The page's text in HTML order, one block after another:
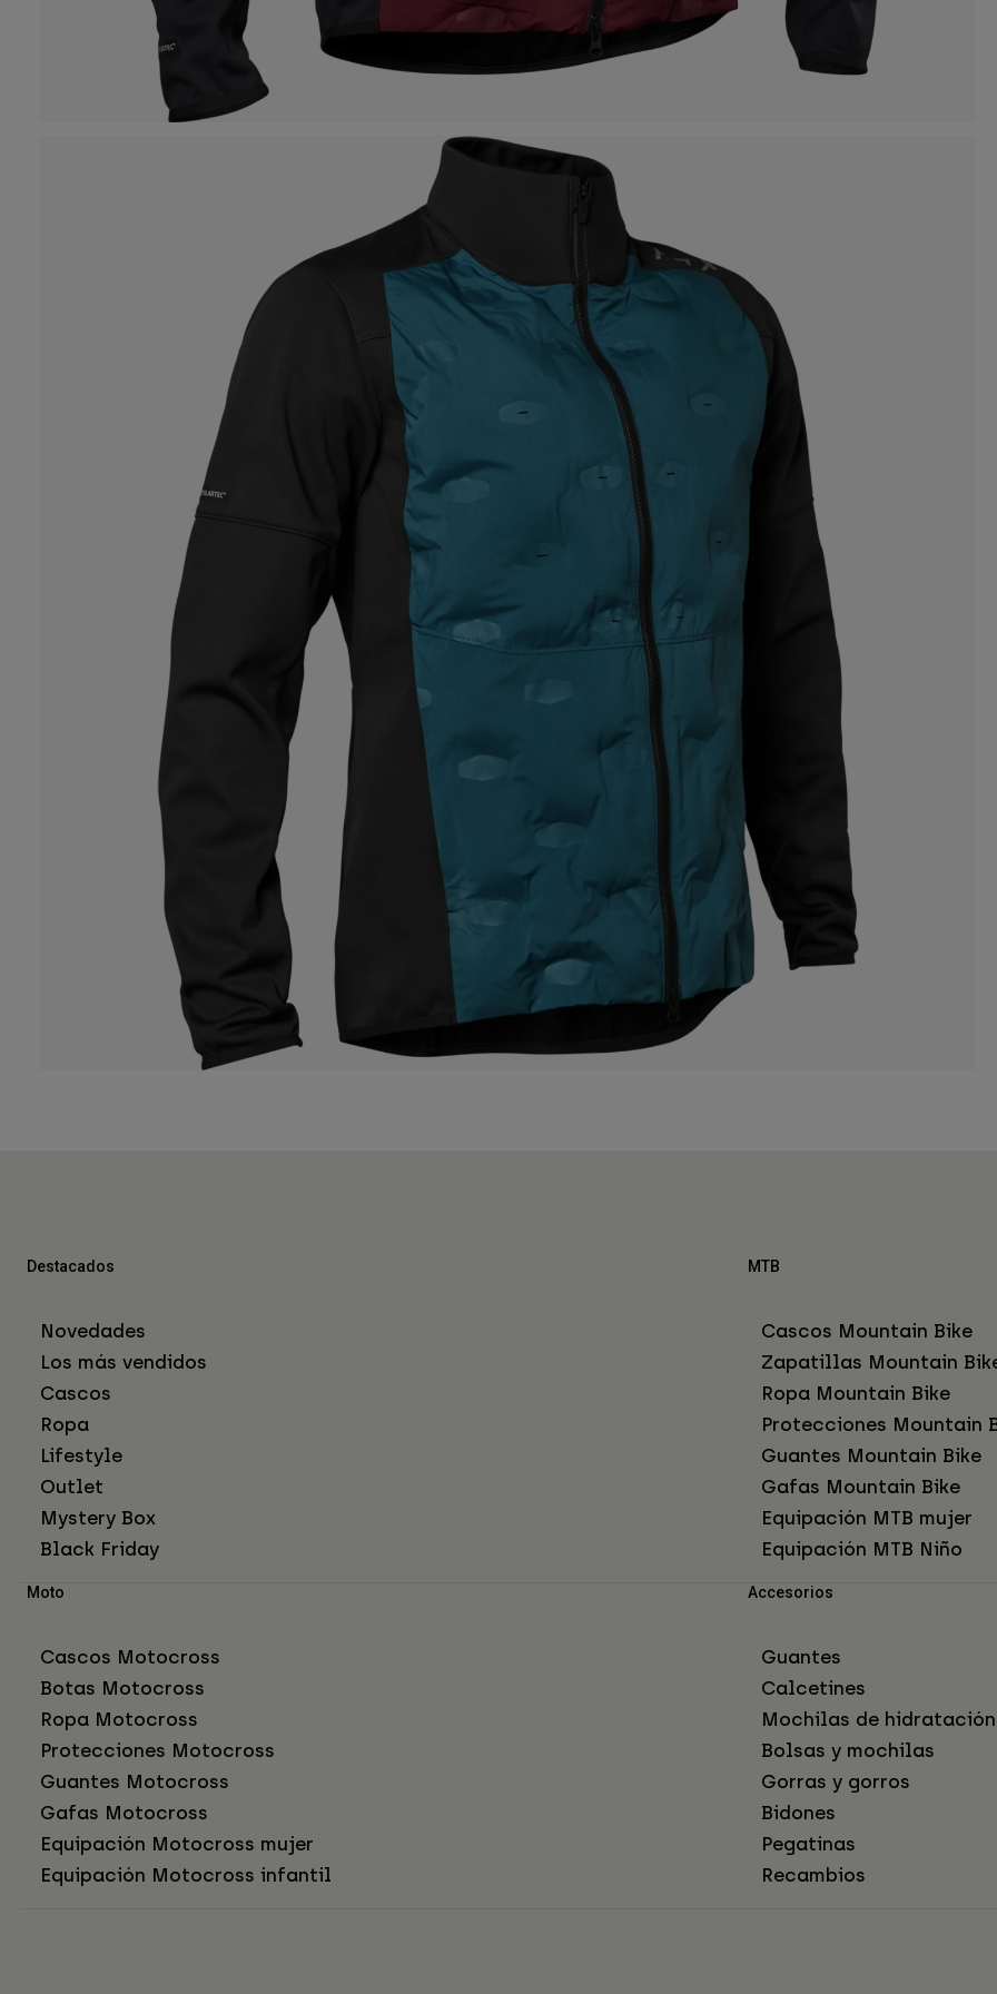
Destacados
Novedades
Los más vendidos
Cascos
Ropa
Lifestyle
Outlet
Mystery Box
Black Friday
MTB
Cascos Mountain Bike
Zapatillas Mountain
Ropa Mountain Bike
Protecciones Mountain
Guantes Mountain Bike
Gafas Mountain Bike
Equipación MTB mujer
Equipación MTB Niño
Moto
Cascos Motocross
Botas Motocross
Ropa Motocross
Protecciones Motocross
Guantes Motocross
Gafas Motocross
Equipación Motocross mujer
Equipación Motocross infantil
Accesorios
Guantes
Calcetines
Mochilas de hidratación
Bolsas y mochilas
Gorras y gorros
Bidones
Pegatinas
Recambios